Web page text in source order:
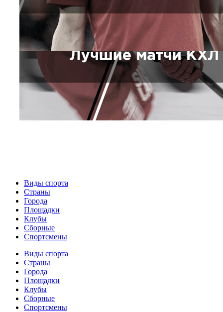
Виды спорта
Страны
Города
Площадки
Клубы
Сборные
Спортсмены
Виды спорта
Страны
Города
Площадки
Клубы
Сборные
Спортсмены